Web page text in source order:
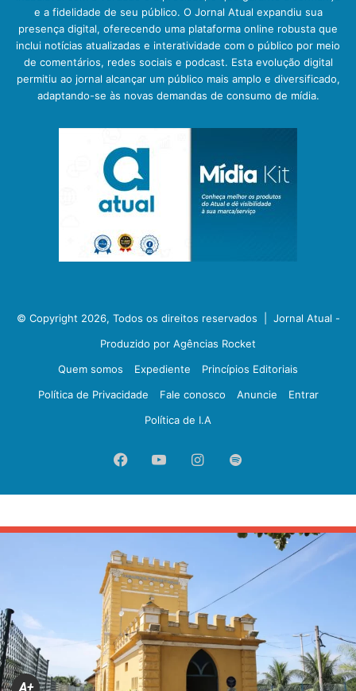
e a fidelidade de seu público. O Jornal Atual expandiu sua
presença digital, oferecendo uma plataforma online robusta que
inclui notícias atualizadas e interatividade com o público por meio
de comentários, redes sociais e podcast. Esta evolução digital
permitiu ao jornal alcançar um público mais amplo e diversificado,
adaptando-se às novas demandas de consumo de mídia.
© Copyright 2026, Todos os direitos reservados | Jornal Atual -
Produzido por Agências Rocket
Quem somos
Expediente
Princípios Editoriais
Política de Privacidade
Fale conosco Anuncie
Entrar
Política de I.A
FacebookYouTubeInstagram
Spotify
A+